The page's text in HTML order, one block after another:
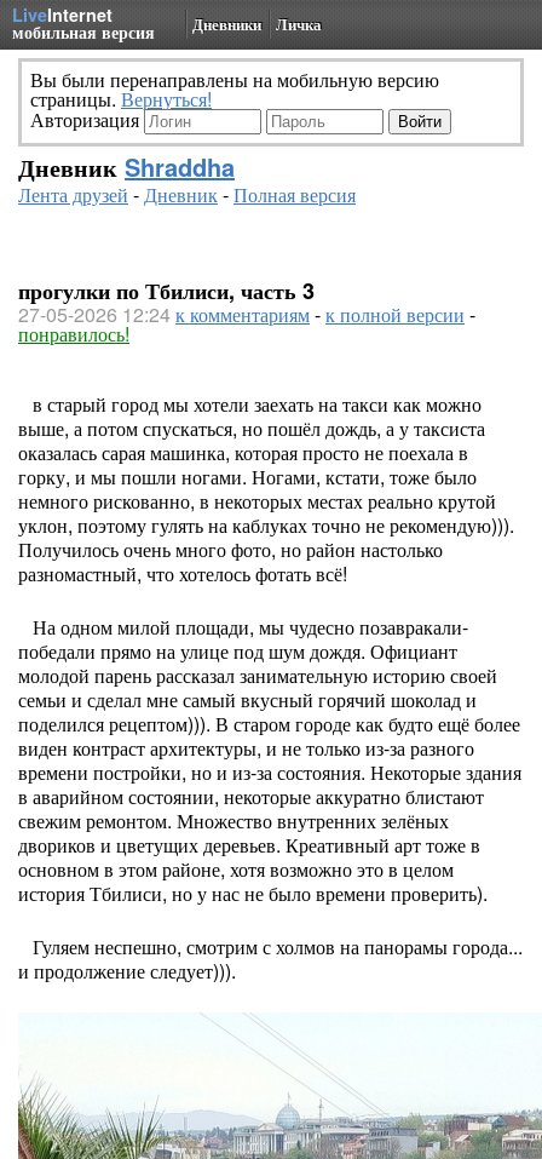
LiveInternet
мобильная версия Дневники Личка
Вы были перенаправлены на мобильную версию
страницы. Вернуться!
Авторизация
Дневник Shraddha
Лента друзей -Дневник-Полная версия
прогулки по Тбилиси, часть 3
27-05-2026 12:24к комментариям-к полной версии -
понравилось!
в старый город мы хотели заехать на такси как можно
выше, а потом спускаться, но пошёл дождь, а у таксиста
оказалась сарая машинка, которая просто не поехала в
горку, и мы пошли ногами. Ногами, кстати, тоже было
немного рискованно, в некоторых местах реально крутой
уклон, поэтому гулять на каблуках точно не рекомендую))).
Получилось очень много фото, но район настолько
разномастный, что хотелось фотать всё!
На одном милой площади, мы чудесно позавракали-
победали прямо на улице под шум дождя. Официант
молодой парень рассказал занимательную историю своей
семьи и сделал мне самый вкусный горячий шоколад и
поделился рецептом))). В старом городе как будто ещё более
виден контраст архитектуры, и не только из-за разного
времени постройки, но и из-за состояния. Некоторые здания
в аварийном состоянии, некоторые аккуратно блистают
свежим ремонтом. Множество внутренних зелёных
двориков и цветущих деревьев. Креативный арт тоже в
основном в этом районе, хотя возможно это в целом
история Тбилиси, но у нас не было времени проверить).
Гуляем неспешно, смотрим с холмов на панорамы города...
и продолжение следует))).